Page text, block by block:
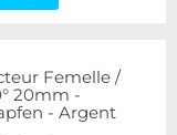
Femelle /
20mm -
- Argent